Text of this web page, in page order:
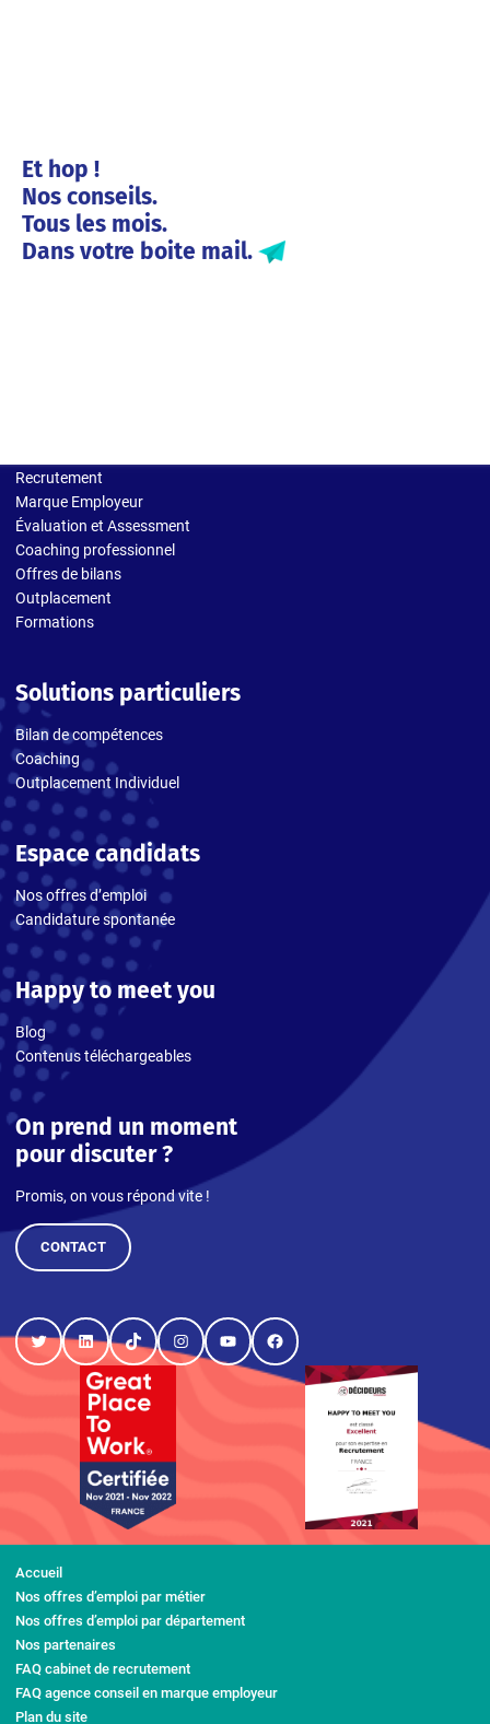
Et hop !
Nos conseils.
Tous les mois.
Dans votre boite mail.
Recrutement
Marque Employeur
Évaluation et Assessment
Coaching professionnel
Offres de bilans
Outplacement
Formations
Solutions particuliers
Bilan de compétences
Coaching
Outplacement Individuel
Espace candidats
Nos offres d’emploi
Candidature spontanée
Happy to meet you
Blog
Contenus téléchargeables
On prend un moment
pour discuter ?
Promis, on vous répond vite !
CONTACT
TwitterLinkedInTikTokInstagram
YouTubeFacebook
Accueil
Nos offres d’emploi par métier
Nos offres d’emploi par département
Nos partenaires
FAQ cabinet de recrutement
FAQ agence conseil en marque employeur
Plan du site